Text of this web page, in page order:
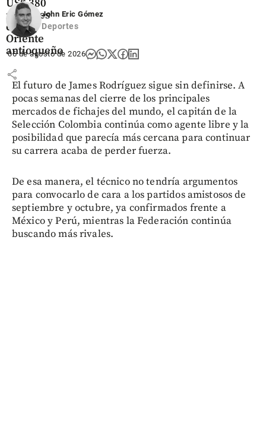
US$ 380
millones
en el
Oriente
antioqueño
share
John Eric Gómez
Deportes
06 de agosto de 2026
El futuro de James Rodríguez sigue sin definirse. A
pocas semanas del cierre de los principales
mercados de fichajes del mundo, el capitán de la
Selección Colombia continúa como agente libre y la
posibilidad que parecía más cercana para continuar
su carrera acaba de perder fuerza.
De esa manera, el técnico no tendría argumentos
para convocarlo de cara a los partidos amistosos de
septiembre y octubre, ya confirmados frente a
México y Perú, mientras la Federación continúa
buscando más rivales.